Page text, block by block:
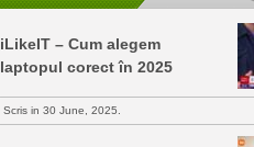
iLikeIT – Cum alegem
laptopul corect în 2025
Scris in 30 June, 2025.